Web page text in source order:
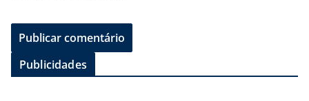
Publicidades